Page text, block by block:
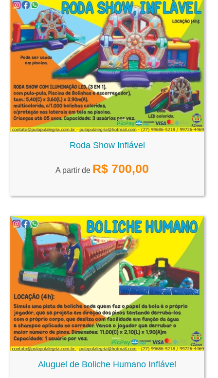
Roda Show Inflável
A partir de R$ 700,00
Aluguel de Boliche Humano Inflável